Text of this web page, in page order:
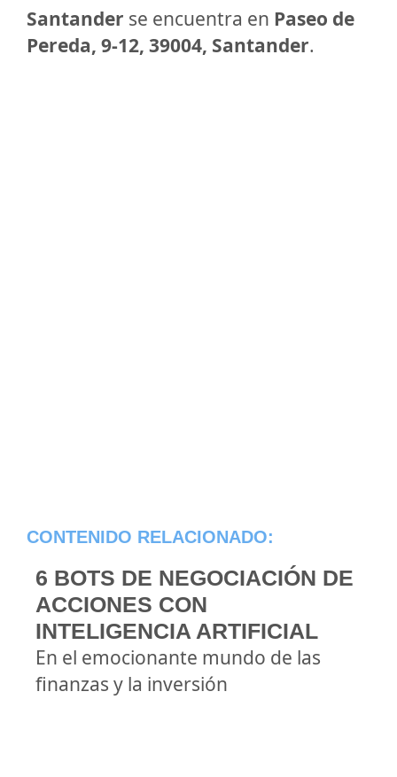
Santander se encuentra en Paseo de
Pereda, 9-12, 39004, Santander.
CONTENIDO RELACIONADO:
6 BOTS DE NEGOCIACIÓN DE
ACCIONES CON
INTELIGENCIA ARTIFICIAL
En el emocionante mundo de las
finanzas y la inversión